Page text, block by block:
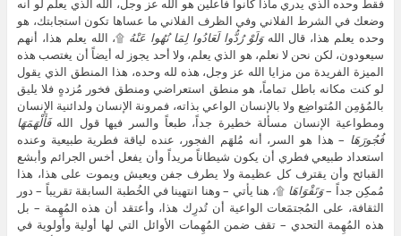
فقط وحده الذي يدري ماذا كانوا فاعلين هو الله عز وجل، الله الذي يعلم لو أنه
وضعك في الشرط الفلاني وفي الظرف الفلاني ما عساها تكون استجابتك، هو
وحده يعلم هذا، قال اللهوَلَوْ رُدُّوا لَعَادُوا لِمَا نُهُوا عَنْهُ ۩، الله يعلم هذا، أنهم
سيعودون، لكن نحن لا نعلم، هو الذي يعلم، ولا أحد يجوز له أيضاً أن يغتصب هذه
الميزة الفريدة من مزايا الله عز وجل، هذه لله وحده، هذا المنطق الذي يقول
لو كنت مكانه باطل تماماً، هو منطق استعراضي ومنطق فخور مُزدهٍ فلا يليق
بالمُؤمِن المُتواضِع ولا بالإنسان الواعي بذاته، فمرونة الإنسان ولدائنية الإنسان
ومطواعية الإنسان مسألة خطيرة جداً، طبعاً والسر فيها قول اللهفَأَلْهَمَهَا
فُجُورَهَا – هذا هو السر، أنه مُلهَم الفجور، عنده لياقة فطرية طبيعية وعنده
استعداد طبيعي فطري أن يكون شيطاناً مريداً وأن يفعل أخس الجرائم وأبشع
القبائح وأن يقترف كل عظيمة ولا يطرف جفن ويعيش ويموت على هذا، هذا
مُمكِن جداً –وَتَقْوَاهَا ۩، هنا يأتي – وهنا انتهينا في الخُطبة السابقة تقريباً – دور
الثقافة، على المُجتمَعات الواعية أن تُدرِك هذا، وأعتقد أن هذه المُهِمة – بل
هذه المُهِمة التحدي – تقف ضمن المُهِمات الأوائل التي لها أولية وأولوية في